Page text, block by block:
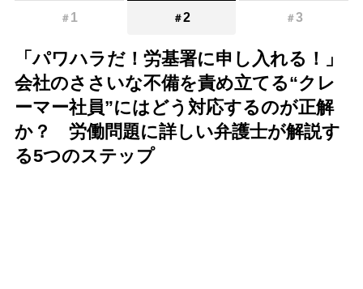
＃ 1 ＃2 ＃3
「パワハラだ！労基署に申し入れる！」
会社のささいな不備を責め立てる“クレ
ーマー社員”にはどう対応するのが正解
か？ 労働問題に詳しい弁護士が解説す
る5つのステップ